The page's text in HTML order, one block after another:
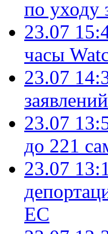
по уходу
23.07
часы
23.07
23.07
до 221
23.07
ЕС